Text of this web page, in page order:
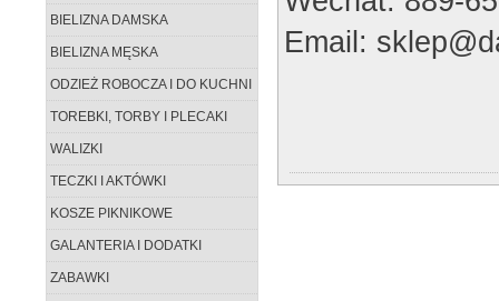
BIELIZNA DAMSKA
BIELIZNA MĘSKA
ODZIEŻ ROBOCZA I DO KUCHNI
TOREBKI, TORBY I PLECAKI
WALIZKI
TECZKI I AKTÓWKI
KOSZE PIKNIKOWE
GALANTERIA I DODATKI
ZABAWKI
Email: